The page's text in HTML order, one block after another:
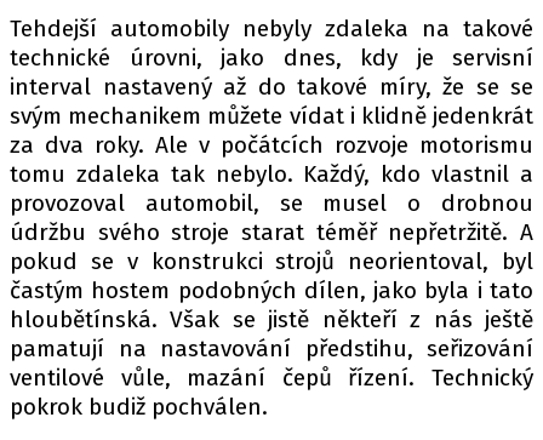
Máte příběh, fotku nebo video?
Pošlete e-mail na autoroad.cz
ETICKÝ KODEX
KONTAKT
VYDAVATEL
INZERCE
OSOBNÍ ÚDAJE / COOKIES
Provozovatelem serveru autoroad.cz je
INCORP MEDIA GROUP s.r.o., IČ: 118 23 054
Tehdejší automobily nebyly zdaleka na takové
technické úrovni, jako dnes, kdy je servisní
interval nastavený až do takové míry, že se se
svým mechanikem můžete vídat i klidně jedenkrát
za dva roky. Ale v počátcích rozvoje motorismu
tomu zdaleka tak nebylo. Každý, kdo vlastnil a
provozoval automobil, se musel o drobnou
údržbu svého stroje starat téměř nepřetržitě. A
pokud se v konstrukci strojů neorientoval, byl
častým hostem podobných dílen, jako byla i tato
hloubětínská. Však se jistě někteří z nás ještě
pamatují na nastavování předstihu, seřizování
ventilové vůle, mazání čepů řízení. Technický
pokrok budiž pochválen.